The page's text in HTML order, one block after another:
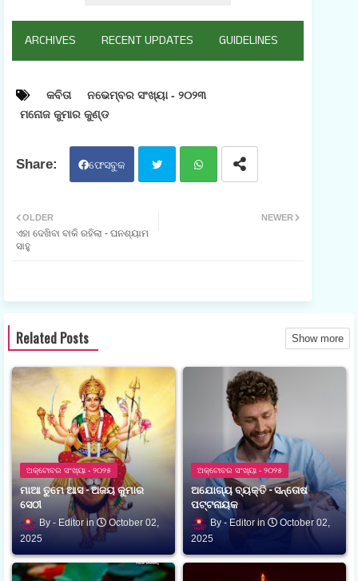
ARCHIVES RECENT UPDATES GUIDELINES
କବିତା
ନଭେମ୍ବର ସଂଖ୍ୟା - ୨୦୨୩
ମନୋଜ କୁମାର କୁଣ୍ଡ
ଫେସବୁକ
NEWER
OLDER
ଏହା ଦେଖିବା ବାକି ରହିଲା - ଘନଶ୍ୟାମ
ସାହୁ
Related Posts Show more
ଅକ୍ଟୋବର ସଂଖ୍ୟା - ୨୦୨୫
ମାଆ ତୁମେ ଆସ - ଅଜୟ କୁମାର
ସେଠୀ
Editor
October 02,
2025
ଅକ୍ଟୋବର ସଂଖ୍ୟା - ୨୦୨୫
ଅଯୋଗ୍ୟ ବ୍ୟକ୍ତି - ସନ୍ତୋଷ
ପଟ୍ଟନାୟକ
Editor
October 02,
2025